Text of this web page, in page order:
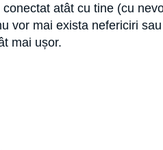
atât cu tine (cu
vor mai exista nefericiri
mai ușor.